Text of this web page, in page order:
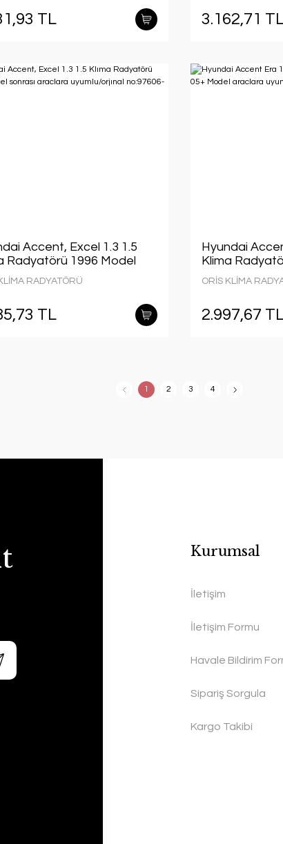
TL 3.162,71
Accent, Excel 1.3 1.5
Radyatörü 1996 Model
araclara uyumlu/orjınal
22000
RADYATÖRÜ
TL
Hyundai
Klima
araclara
No:97606-
ORİS KLİMA
2.997,67
1 2 3 4
Kurumsal
İletişim
İletişim Formu
Havale Bildirim
Sipariş Sorgula
Kargo Takibi